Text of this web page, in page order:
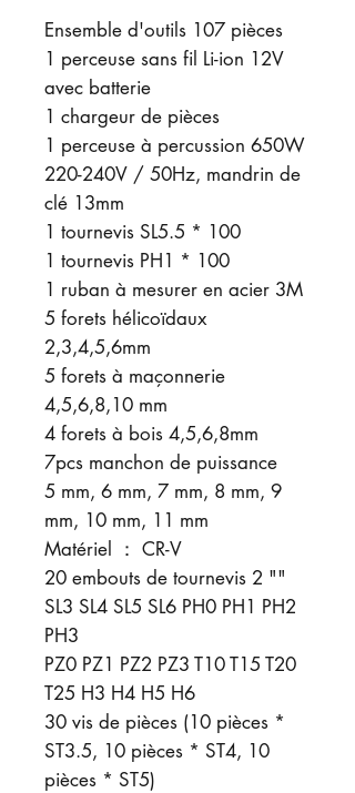
Ensemble d'outils 107 pièces
1 perceuse sans fil Li-ion 12V
avec batterie
1 chargeur de pièces
1 perceuse à percussion 650W
220-240V / 50Hz, mandrin de
clé 13mm
1 tournevis SL5.5 * 100
1 tournevis PH1 * 100
1 ruban à mesurer en acier 3M
5 forets hélicoïdaux
2,3,4,5,6mm
5 forets à maçonnerie
4,5,6,8,10 mm
4 forets à bois 4,5,6,8mm
7pcs manchon de puissance
5 mm, 6 mm, 7 mm, 8 mm, 9
mm, 10 mm, 11 mm
Matériel ： CR-V
20 embouts de tournevis 2 ""
SL3 SL4 SL5 SL6 PH0 PH1 PH2
PH3
PZ0 PZ1 PZ2 PZ3 T10 T15 T20
T25 H3 H4 H5 H6
30 vis de pièces (10 pièces *
ST3.5, 10 pièces * ST4, 10
pièces * ST5)